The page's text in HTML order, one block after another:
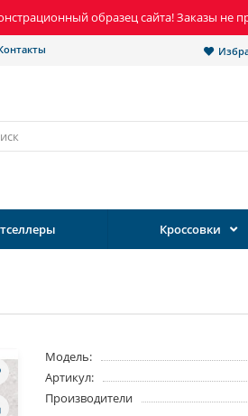
образец сайта! Заказы не
Кроссовки
Модель:
Артикул:
Производители